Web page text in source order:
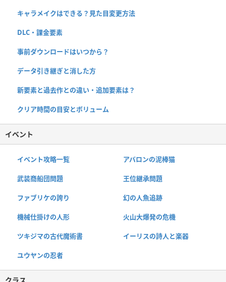
キャラメイクはできる？見た目変更方法
DLC・課金要素
事前ダウンロードはいつから？
データ引き継ぎと消した方
新要素と過去作との違い・追加要素は？
クリア時間の目安とボリューム
イベント
イベント攻略一覧 アバロンの泥棒猫
武装商船団問題 王位継承問題
ファブリケの誇り 幻の人魚追跡
機械仕掛けの人形 火山大爆発の危機
ツキジマの古代魔術書 イーリスの詩人と楽器
ユウヤンの忍者
クラス